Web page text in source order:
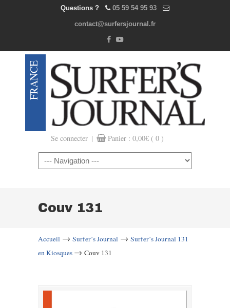
Questions ? 05 59 54 95 93
contact@surfersjournal.fr
Se connecter | Panier : 0,00€ ( 0 )
Navigation
Couv 131
Accueil → Surfer’s Journal → Surfer’s Journal 131
en Kiosques → Couv 131